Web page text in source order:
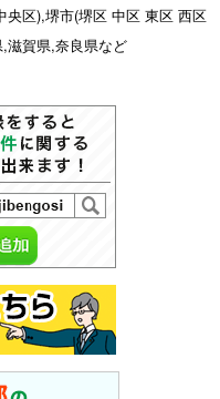
区),堺市(堺区 中区 東区 西区
滋賀県,奈良県など